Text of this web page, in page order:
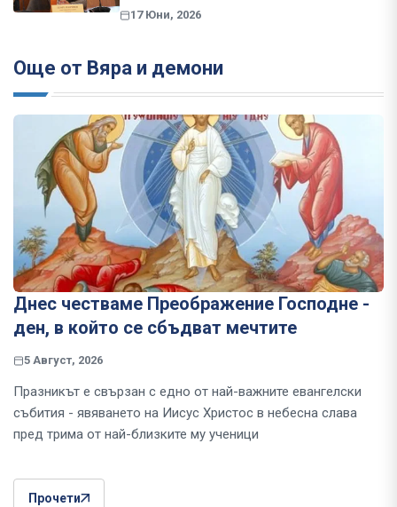
17 Юни, 2026
Още от Вяра и демони
Днес честваме Преображение Господне -
ден, в който се сбъдват мечтите
5 Август, 2026
Празникът е свързан с едно от най-важните евангелски
събития - явяването на Иисус Христос в небесна слава
пред трима от най-близките му ученици
Прочети